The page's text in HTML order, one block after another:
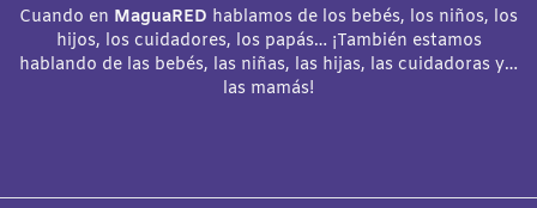
Cuando en MaguaRED hablamos de los bebés, los niños, los
hijos, los cuidadores, los papás… ¡También estamos
hablando de las bebés, las niñas, las hijas, las cuidadoras y…
las mamás!